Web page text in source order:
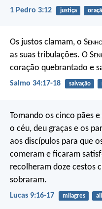
1 Pedro 3:12 justiça
Os justos clamam, o S
as suas tribulações. O S
coração quebrantado e
Salmo 34:17-18 salvação
Tomando os cinco pães
o céu, deu graças e os
aos discípulos para que
comeram e ficaram
recolheram doze cestos
sobraram.
Lucas 9:16-17 milagres